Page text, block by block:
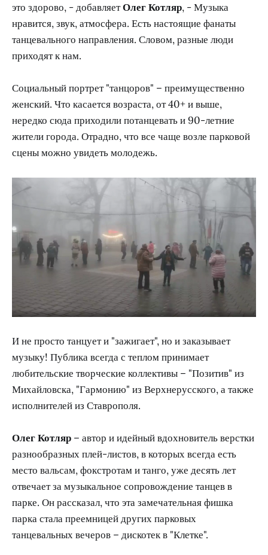
это здорово, - добавляетОлег Котляр, - Музыка
нравится, звук, атмосфера. Есть настоящие фанаты
танцевального направления. Словом, разные люди
приходят к нам.
Социальный портрет "танцоров" – преимущественно
женский. Что касается возраста, от 40+ и выше,
нередко сюда приходили потанцевать и 90-летние
жители города. Отрадно, что все чаще возле парковой
сцены можно увидеть молодежь.
И не просто танцует и "зажигает", но и заказывает
музыку! Публика всегда с теплом принимает
любительские творческие коллективы – "Позитив" из
Михайловска, "Гармонию" из Верхнерусского, а также
исполнителей из Ставрополя.
Олег Котляр – автор и идейный вдохновитель верстки
разнообразных плей-листов, в которых всегда есть
место вальсам, фокстротам и танго, уже десять лет
отвечает за музыкальное сопровождение танцев в
парке. Он рассказал, что эта замечательная фишка
парка стала преемницей других парковых
танцевальных вечеров – дискотек в "Клетке".